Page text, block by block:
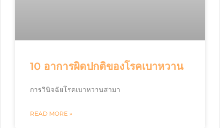
10 อาการผิดปกติของโรคเบาหวาน
การวินิจฉัยโรคเบาหวานสามา
READ MORE »